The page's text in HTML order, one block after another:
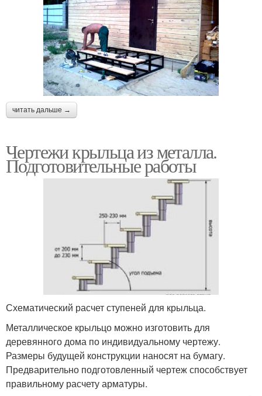
читать дальше →
Чертежи крыльца из металла.
Подготовительные работы
Схематический расчет ступеней для крыльца.
Металлическое крыльцо можно изготовить для
деревянного дома по индивидуальному чертежу.
Размеры будущей конструкции наносят на бумагу.
Предварительно подготовленный чертеж способствует
правильному расчету арматуры.